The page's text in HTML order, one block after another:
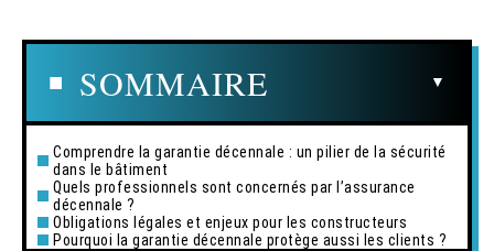
SOMMAIRE
Comprendre la garantie décennale : un pilier de la sécurité
dans le bâtiment
Quels professionnels sont concernés par l’assurance
décennale ?
Obligations légales et enjeux pour les constructeurs
Pourquoi la garantie décennale protège aussi les clients ?